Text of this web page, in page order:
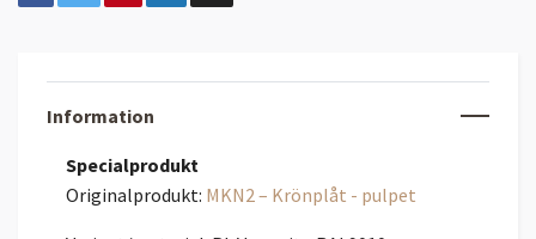
Information
Specialprodukt
Originalprodukt: MKN2 – Krönplåt - pulpet